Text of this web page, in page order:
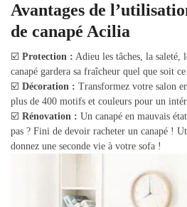
Avantages de
de canapé Acilia
☑️ Protection : Adieu les tâches, la
canapé gardera sa fraîcheur quel que soit
☑️ Décoration : Transformez votre salon
plus de 400 motifs et couleurs pour un
☑️ Rénovation : Un canapé en mauvais
pas ? Fini de devoir racheter un canapé !
donnez une seconde vie à votre sofa !